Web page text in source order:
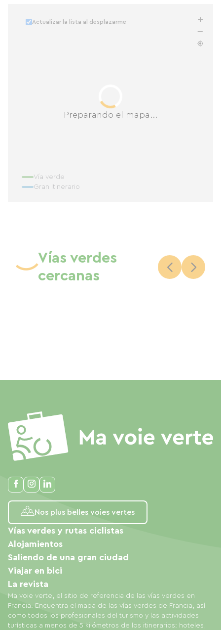
Preparando el mapa...
Actualizar la lista al desplazarme
Vía verde
Gran itinerario
Vías verdes
cercanas
Nos plus belles voies vertes
Ma voie verte, el sitio de referencia de las vías verdes en
Francia. Encuentra el mapa de las vías verdes de Francia, así
como todos los profesionales del turismo y las actividades
turísticas a menos de 5 kilómetros de los itinerarios: hoteles,
Vías verdes y rutas ciclistas
Alojamientos
Saliendo de una gran ciudad
Viajar en bici
La revista